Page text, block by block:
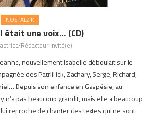
NOSTALZIK
était une voix… (CD)
Rédacteur Invité(e)
nouvellement Isabelle déboulait sur le
des Patriiiiick, Zachary, Serge, Richard,
Depuis son enfance en Gaspésie, au
n’a pas beaucoup grandit, mais elle a beaucoup
reproche de chanter des textes qui ne sont